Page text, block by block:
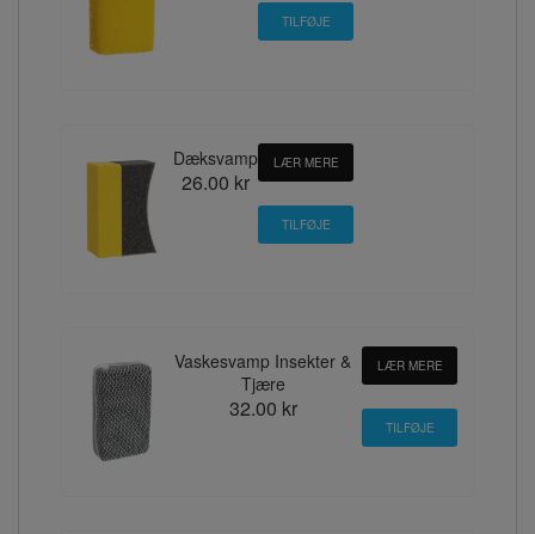
Dæksvamp
26.00 kr
LÆR MERE
Vaskesvamp Insekter &
Tjære
32.00 kr
LÆR MERE